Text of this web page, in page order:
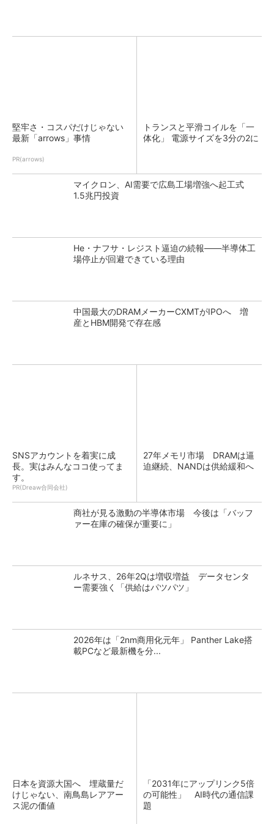
堅牢さ・コスパだけじゃない
最新「arrows」事情
PR(arrows)
トランスと平滑コイルを「一
体化」 電源サイズを3分の2に
マイクロン、AI需要で広島工場増強へ起工式
1.5兆円投資
He・ナフサ・レジスト逼迫の続報――半導体工
場停止が回避できている理由
中国最大のDRAMメーカーCXMTがIPOへ 増
産とHBM開発で存在感
SNSアカウントを着実に成
長。実はみんなココ使ってま
す。
PR(Dreaw合同会社)
27年メモリ市場 DRAMは逼
迫継続、NANDは供給緩和へ
商社が見る激動の半導体市場 今後は「バッフ
ァー在庫の確保が重要に」
ルネサス、26年2Qは増収増益 データセンタ
ー需要強く「供給はパツパツ」
2026年は「2nm商用化元年」 Panther Lake搭
載PCなど最新機を分...
日本を資源大国へ 埋蔵量だ
けじゃない、南鳥島レアアー
ス泥の価値
「2031年にアップリンク5倍
の可能性」 AI時代の通信課
題